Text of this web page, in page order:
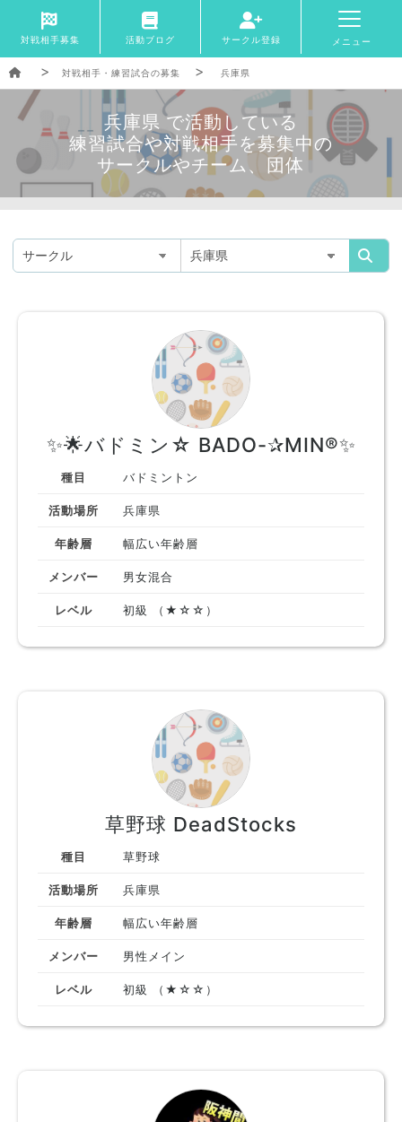
対戦相手募集 活動ブログ サークル登録 メニュー
対戦相手・練習試合の募集 兵庫県
兵庫県 で活動している
練習試合や対戦相手を募集中の
サークルやチーム、団体
✨🌟バドミン☆ BADO-✰MIN®✨
種目 バドミントン
活動場所 兵庫県
年齢層 幅広い年齢層
メンバー 男女混合
レベル 初級 （★☆☆）
草野球 DeadStocks
種目 草野球
活動場所 兵庫県
年齢層 幅広い年齢層
メンバー 男性メイン
レベル 初級 （★☆☆）